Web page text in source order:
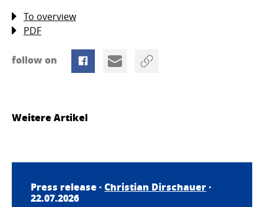
To overview
PDF
follow on
Weitere Artikel
Press release · Christian Dirschauer·
22.07.2026